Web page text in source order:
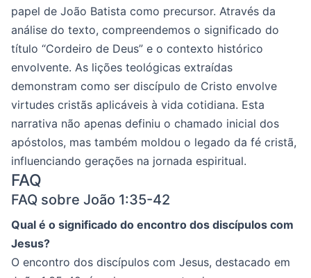
papel de João Batista como precursor. Através da
análise do texto, compreendemos o significado do
título “Cordeiro de Deus” e o contexto histórico
envolvente. As lições teológicas extraídas
demonstram como ser discípulo de Cristo envolve
virtudes cristãs aplicáveis à vida cotidiana. Esta
narrativa não apenas definiu o chamado inicial dos
apóstolos, mas também moldou o legado da fé cristã,
influenciando gerações na jornada espiritual.
FAQ
FAQ sobre João 1:35-42
Qual é o significado do encontro dos discípulos com
Jesus?
O encontro dos discípulos com Jesus, destacado em